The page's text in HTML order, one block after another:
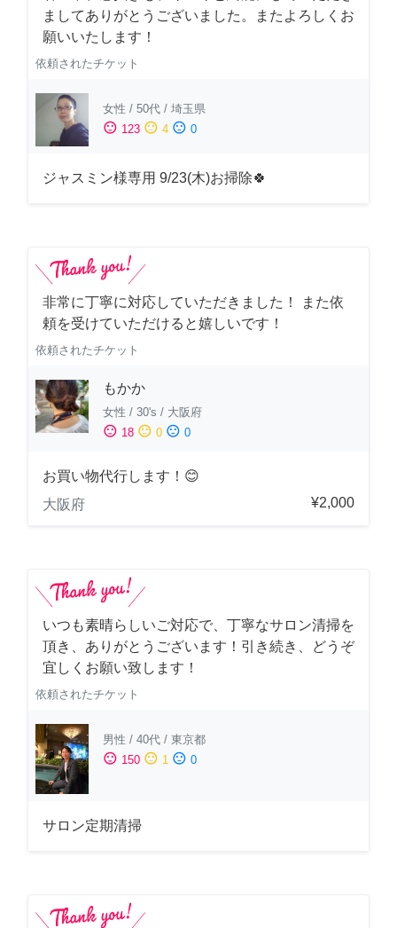
ましてありがとうございました。またよろしくお
願いいたします！
依頼されたチケット
女性 / 50代 / 埼玉県
sentiment_satisfied 123 sentiment_neutral 4 sentiment_dissatisfied 0
ジャスミン様専用 9/23(木)お掃除🍀
非常に丁寧に対応していただきました！ また依
頼を受けていただけると嬉しいです！
依頼されたチケット
もかか
女性 / 30's / 大阪府
sentiment_satisfied 18 sentiment_neutral 0 sentiment_dissatisfied 0
お買い物代行します！😊
大阪府
¥2,000
いつも素晴らしいご対応で、丁寧なサロン清掃を
頂き、ありがとうございます！引き続き、どうぞ
宜しくお願い致します！
依頼されたチケット
男性 / 40代 / 東京都
sentiment_satisfied 150 sentiment_neutral 1 sentiment_dissatisfied 0
サロン定期清掃